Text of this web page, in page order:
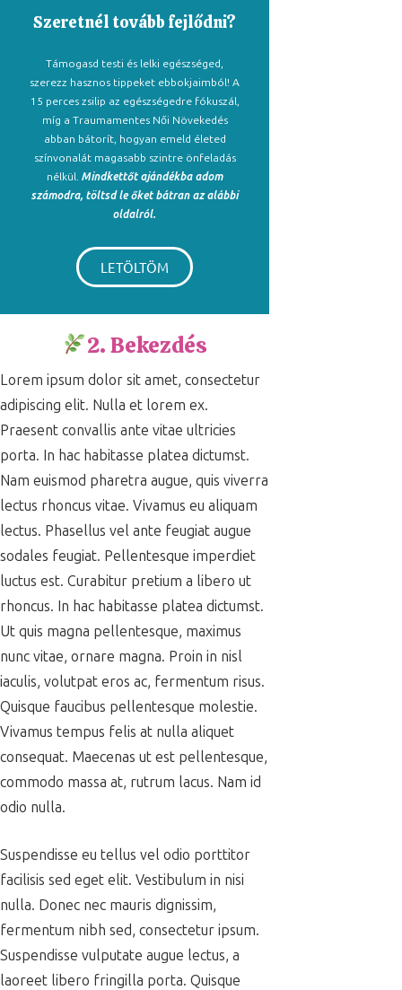
Szeretnél tovább fejlődni?
Támogasd testi és lelki egészséged,
szerezz hasznos tippeket ebbokjaimból! A
15 perces zsilip az egészségedre fókuszál,
míg a Traumamentes Női Növekedés
abban bátorít, hogyan emeld életed
színvonalát magasabb szintre önfeladás
nélkül. Mindkettőt ajándékba adom
számodra, töltsd le őket bátran az alábbi
oldalról.
LETÖLTÖM
2. Bekezdés
Lorem ipsum dolor sit amet, consectetur
adipiscing elit. Nulla et lorem ex.
Praesent convallis ante vitae ultricies
porta. In hac habitasse platea dictumst.
Nam euismod pharetra augue, quis viverra
lectus rhoncus vitae. Vivamus eu aliquam
lectus. Phasellus vel ante feugiat augue
sodales feugiat. Pellentesque imperdiet
luctus est. Curabitur pretium a libero ut
rhoncus. In hac habitasse platea dictumst.
Ut quis magna pellentesque, maximus
nunc vitae, ornare magna. Proin in nisl
iaculis, volutpat eros ac, fermentum risus.
Quisque faucibus pellentesque molestie.
Vivamus tempus felis at nulla aliquet
consequat. Maecenas ut est pellentesque,
commodo massa at, rutrum lacus. Nam id
odio nulla.
Suspendisse eu tellus vel odio porttitor
facilisis sed eget elit. Vestibulum in nisi
nulla. Donec nec mauris dignissim,
fermentum nibh sed, consectetur ipsum.
Suspendisse vulputate augue lectus, a
laoreet libero fringilla porta. Quisque